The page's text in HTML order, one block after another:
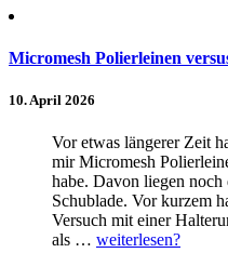
Micromesh Polierleinen
10. April 2026
Vor etwas längerer Zeit
mir Micromesh
habe. Davon liegen noch
Schublade. Vor kurzem
Versuch mit einer
als … weiterlesen?